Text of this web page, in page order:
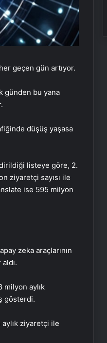
geçen gün artıyor.
günden bu yana
düşüş yaşasa
listeye göre, 2.
ziyaretçi sayısı ile
ise 595 milyon
zeka araçlarının
milyon aylık
gösterdi.
ziyaretçi ile